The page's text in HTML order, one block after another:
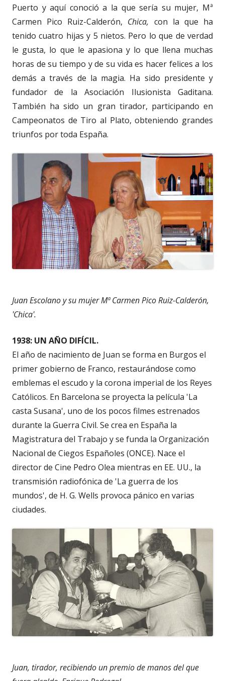
Puerto y aquí conoció a la que sería su mujer, Mª
Carmen Pico Ruiz-Calderón, Chica, con la que ha
tenido cuatro hijas y 5 nietos. Pero lo que de verdad
le gusta, lo que le apasiona y lo que llena muchas
horas de su tiempo y de su vida es hacer felices a los
demás a través de la magia. Ha sido presidente y
fundador de la Asociación Ilusionista Gaditana.
También ha sido un gran tirador, participando en
Campeonatos de Tiro al Plato, obteniendo grandes
triunfos por toda España.
Juan Escolano y su mujer Mª Carmen Pico Ruiz-Calderón,
'Chica'.
1938: UN AÑO DIFÍCIL.
El año de nacimiento de Juan se forma en Burgos el
primer gobierno de Franco, restaurándose como
emblemas el escudo y la corona imperial de los Reyes
Católicos. En Barcelona se proyecta la película 'La
casta Susana', uno de los pocos filmes estrenados
durante la Guerra Civil. Se crea en España la
Magistratura del Trabajo y se funda la Organización
Nacional de Ciegos Españoles (ONCE). Nace el
director de Cine Pedro Olea mientras en EE. UU., la
transmisión radiofónica de 'La guerra de los
mundos', de H. G. Wells provoca pánico en varias
ciudades.
Juan, tirador, recibiendo un premio de manos del que